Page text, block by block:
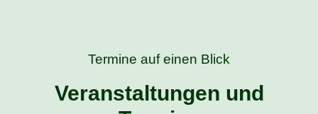
Termine auf einen Blick
Veranstaltungen und